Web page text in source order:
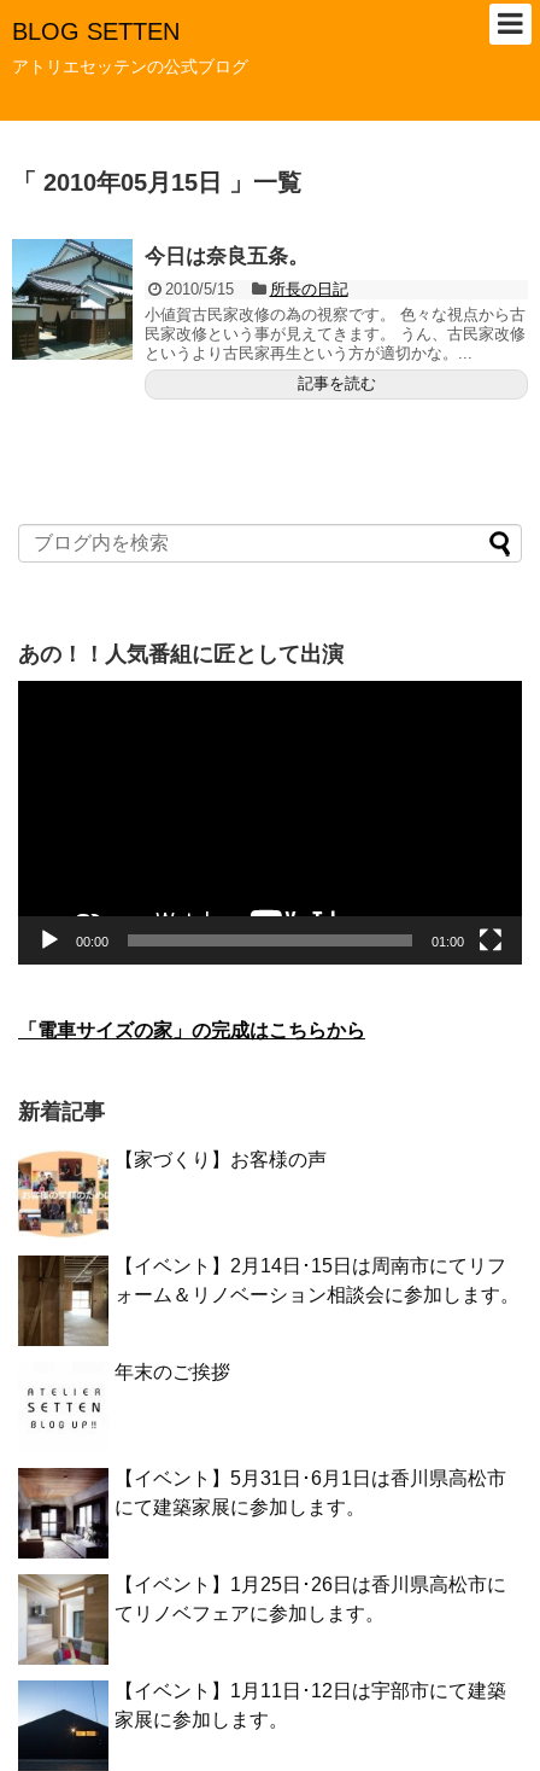
BLOG SETTEN
アトリエセッテンの公式ブログ
「 2010年05月15日 」一覧
今日は奈良五条。
2010/5/15
所長の日記
小値賀古民家改修の為の視察です。 色々な視点から古
民家改修という事が見えてきます。 うん、古民家改修
というより古民家再生という方が適切かな。...
記事を読む
あの！！人気番組に匠として出演
00:00 01:00
「電車サイズの家」の完成はこちらから
新着記事
【家づくり】お客様の声
【イベント】2月14日･15日は周南市にてリフ
ォーム＆リノベーション相談会に参加します。
年末のご挨拶
【イベント】5月31日･6月1日は香川県高松市
にて建築家展に参加します。
【イベント】1月25日･26日は香川県高松市に
てリノベフェアに参加します。
【イベント】1月11日･12日は宇部市にて建築
家展に参加します。